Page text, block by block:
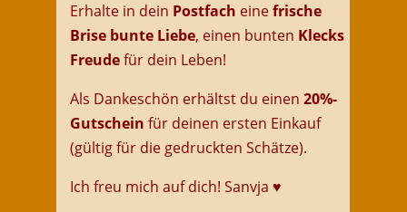
Erhalte in dein Postfach einefrische
Brise bunte Liebe, einen bunten Klecks
Freudefür dein Leben!
Als Dankeschön erhältst du einen20%-
Gutschein für deinen ersten Einkauf
(gültig für die gedruckten Schätze).
Ich freu mich auf dich! Sanvja♥